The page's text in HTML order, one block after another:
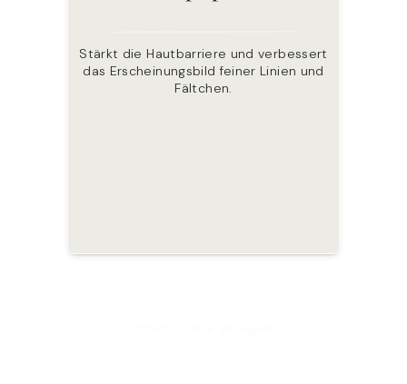
Eine braune Makroalge, die reich an
Antioxidantien ist und die
Hautfeuchtigkeit unterstützt.
Reichhaltig an Polysacchariden und
Mineralstoffen. Fördert einen strahlenden
Teint.
Stärkt die Hautbarriere und verbessert
das Erscheinungsbild feiner Linien und
Fältchen.